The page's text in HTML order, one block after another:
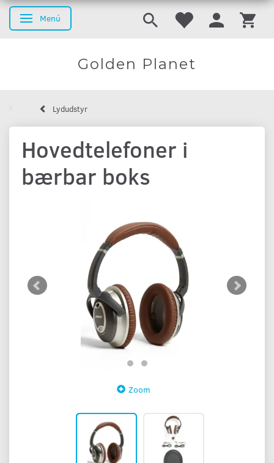
Navegación de palanca
Menú
Golden Planet
Lydudstyr
Hovedtelefoner i
bærbar boks
Zoom